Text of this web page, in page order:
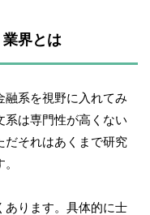
界とは
系を視野に入れてみ
は専門性が高くない
だそれはあくまで研究
あります。具体的に士